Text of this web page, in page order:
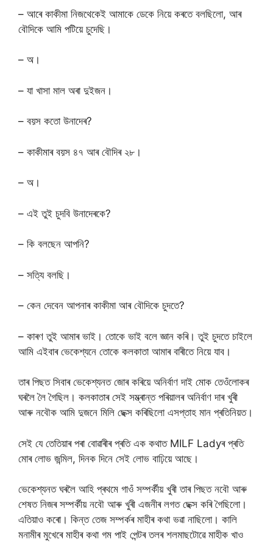
– আৰে কাকীমা নিজথেকেই আমাকে ডেকে নিয়ে কৰতে বলছিলো, আৰ
বৌদিকে আমি পটিয়ে চুদেছি।
– অ।
– যা খাসা মাল অৰা দুইজন।
– বয়স কতো উনাদেৰ?
– কাকীমাৰ বয়স ৪৭ আৰ বৌদিৰ ২৮।
– অ।
– এই তুই চুদবি উনাদেৰকে?
– কি বলছেন আপনি?
– সত্যি বলছি।
– কেন দেবেন আপনাৰ কাকীমা আৰ বৌদিকে চুদতে?
– কাৰণ তুই আমাৰ ভাই। তোকে ভাই বলে জ্ঞান কৰি। তুই চুদতে চাইলে
আমি এইবাৰ ভেকেশ্যনে তোকে কলকাতা আমাৰ বাৰীতে নিয়ে যাব।
তাৰ পিছত সিবাৰ ভেকেশ্যনত জোৰ কৰিয়ে অনিৰ্বাণ দাই মোক তেওঁলোকৰ
ঘৰলৈ লৈ গৈছিল। কলকাতাৰ সেই সম্ভ্ৰান্ত পৰিয়ালৰ অনিৰ্বাণ দাৰ খুৰী
আৰু নবৌক আমি দুজনে মিলি ছেক্স কৰিছিলো এসপ্তাহ মান প্ৰতিনিয়ত।
সেই যে তেতিয়াৰ পৰা বোৱাৰীৰ প্ৰতি এক কথাত MILF Ladyৰ প্ৰতি
মোৰ লোভ জন্মিল, দিনক দিনে সেই লোভ বাঢ়িয়ে আছে।
ভেকেশ্যনত ঘৰলৈ আহি প্ৰথমে গাওঁ সম্পৰ্কীয় খুৰী তাৰ পিছত নবৌ আৰু
শেষত নিজৰ সম্পৰ্কীয় নবৌ আৰু খুৰী এজনীৰ লগত ছেক্স কৰি গৈছিলো।
এতিয়াও কৰো। কিন্ত তেজ সম্পৰ্কৰ মাহীৰ কথা ভৱা নাছিলো। কালি
মনামীৰ মুখেৰে মাহীৰ কথা গম পাই পেন্টৰ তলৰ শলমাছটোৱে মাহীক খাও